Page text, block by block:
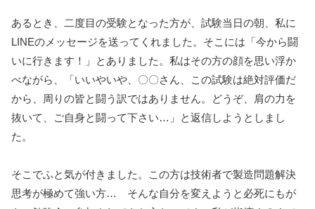
あるとき、二度目の受験となった方が、試験当日の朝、私に
LINEのメッセージを送ってくれました。そこには「今から闘
いに行きます！」とありました。私はその方の顔を思い浮か
べながら、「いいやいや、〇〇さん、この試験は絶対評価だ
から、周りの皆と闘う訳ではありません。どうぞ、肩の力を
抜いて、ご自身と闘って下さい…」と返信しようとしまし
た。
そこでふと気が付きました。この方は技術者で製造問題解決
思考が極めて強い方… そんな自分を変えようと必死にもが